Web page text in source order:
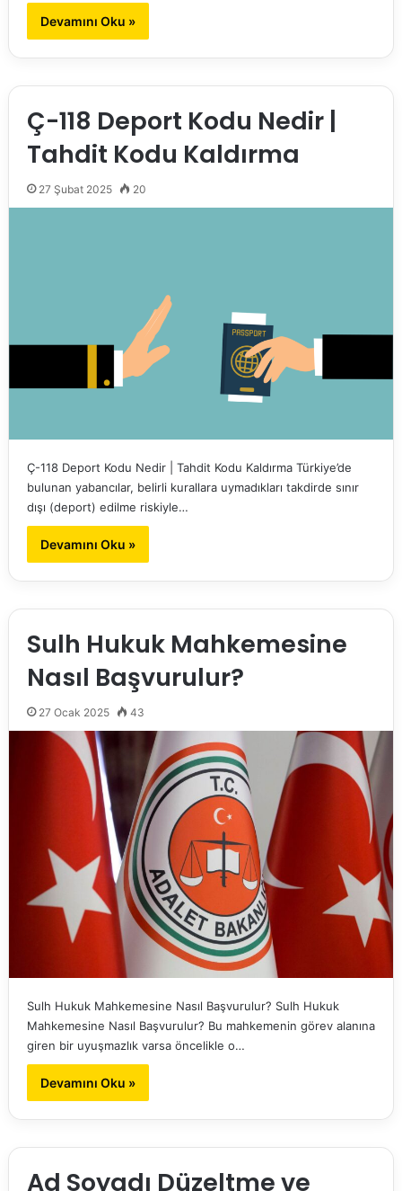
Devamını Oku »
Ç-118 Deport Kodu Nedir |
Tahdit Kodu Kaldırma
27 Şubat 2025 20
Ç-118 Deport Kodu Nedir | Tahdit Kodu Kaldırma Türkiye’de
bulunan yabancılar, belirli kurallara uymadıkları takdirde sınır
dışı (deport) edilme riskiyle…
Devamını Oku »
Sulh Hukuk Mahkemesine
Nasıl Başvurulur?
27 Ocak 2025 43
Sulh Hukuk Mahkemesine Nasıl Başvurulur? Sulh Hukuk
Mahkemesine Nasıl Başvurulur? Bu mahkemenin görev alanına
giren bir uyuşmazlık varsa öncelikle o…
Devamını Oku »
Ad Soyadı Düzeltme ve